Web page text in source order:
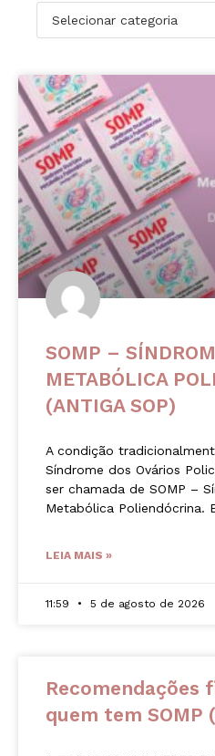
SOMP –
METABÓLICA
(ANTIGA SOP)
A condição
Síndrome dos Ovários
ser chamada de SOMP –
Metabólica Poliendócrina.
LEIA MAIS »
11:59 5 de agosto de 2026
Recomendações
quem tem SOMP